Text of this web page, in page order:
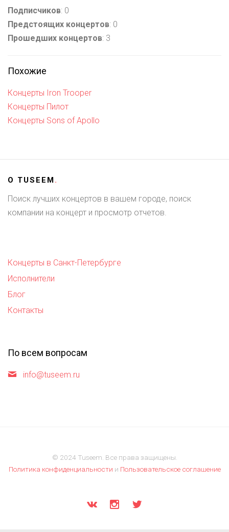
Подписчиков: 0
Предстоящих концертов: 0
Прошедших концертов: 3
Похожие
Концерты Iron Trooper
Концерты Пилот
Концерты Sons of Apollo
О TUSEEM.
Поиск лучших концертов в вашем городе, поиск
компании на концерт и просмотр отчетов.
Концерты в Санкт-Петербурге
Исполнители
Блог
Контакты
По всем вопросам
info@tuseem.ru
© 2024 Tuseem. Все права защищены.
Политика конфиденциальности и Пользовательское соглашение